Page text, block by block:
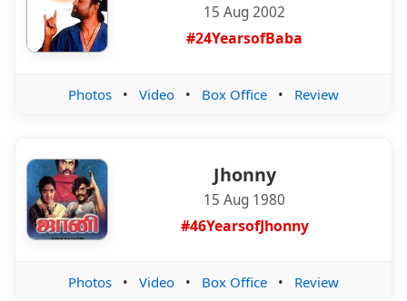
15 Aug 2002
#24YearsofBaba
Photos • Video • Box Office • Review
Jhonny
15 Aug 1980
#46YearsofJhonny
Photos • Video • Box Office • Review